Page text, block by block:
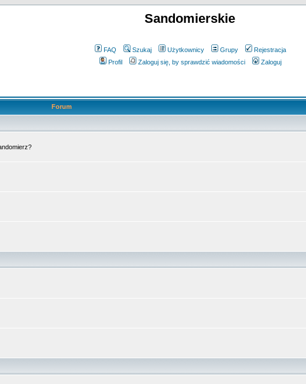
Sandomierskie
FAQ Szukaj Użytkownicy Grupy
Rejestracja
Profil
Zaloguj się, by sprawdzić wiadomości Zaloguj
Forum